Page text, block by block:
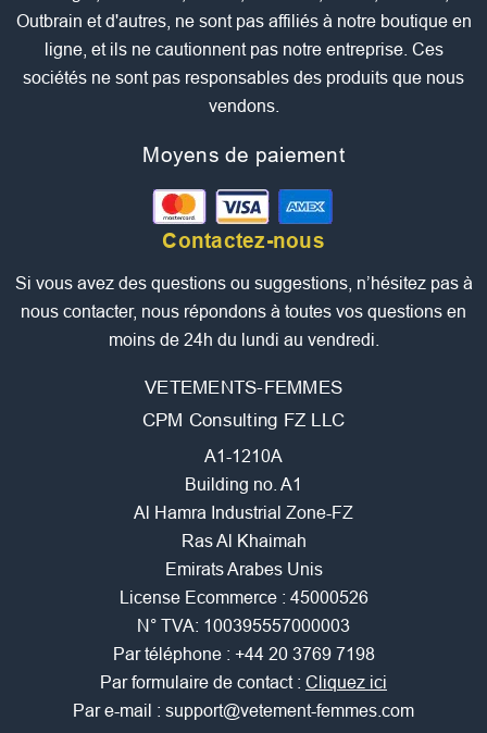
Outbrain et d'autres, ne sont pas affiliés à notre boutique en
ligne, et ils ne cautionnent pas notre entreprise. Ces
sociétés ne sont pas responsables des produits que nous
vendons.
Moyens de paiement
Contactez-nous
Si vous avez des questions ou suggestions, n’hésitez pas à
nous contacter, nous répondons à toutes vos questions en
moins de 24h du lundi au vendredi.
VETEMENTS-FEMMES
CPM Consulting FZ LLC
A1-1210A
Building no. A1
Al Hamra Industrial Zone-FZ
Ras Al Khaimah
Emirats Arabes Unis
License Ecommerce : 45000526
N° TVA: 100395557000003
Par téléphone : +44 20 3769 7198
Par formulaire de contact : Cliquez ici
Par e-mail : support@vetement-femmes.com